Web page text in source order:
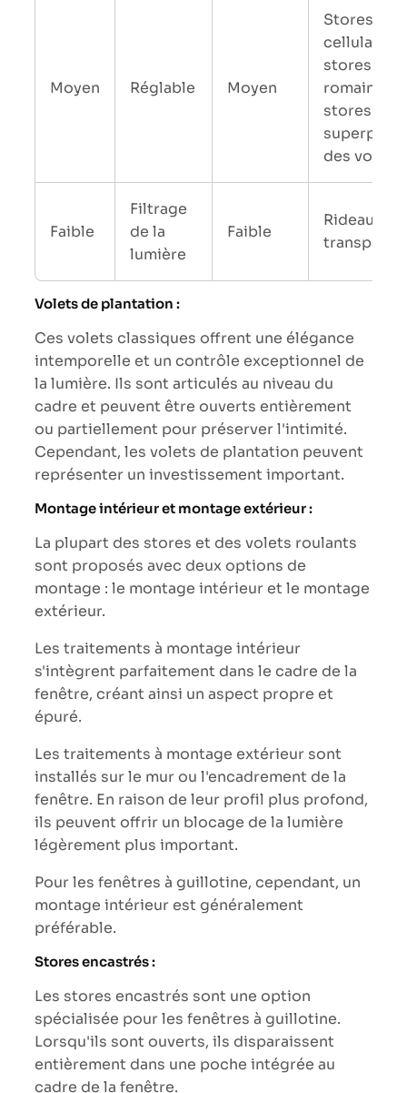
Moyen Réglable Moyen
Stores
cellulaires,
stores
romains,
stores
des
Faible
Filtrage
de la
lumière
Faible
Rideaux
Volets de plantation :
Ces volets classiques offrent une élégance
intemporelle et un contrôle exceptionnel de
la lumière. Ils sont articulés au niveau du
cadre et peuvent être ouverts entièrement
ou partiellement pour préserver l'intimité.
Cependant, les volets de plantation peuvent
représenter un investissement important.
Montage intérieur et montage extérieur :
La plupart des stores et des volets roulants
sont proposés avec deux options de
montage : le montage intérieur et le montage
extérieur.
Les traitements à montage intérieur
s'intègrent parfaitement dans le cadre de la
fenêtre, créant ainsi un aspect propre et
épuré.
Les traitements à montage extérieur sont
installés sur le mur ou l'encadrement de la
fenêtre. En raison de leur profil plus profond,
ils peuvent offrir un blocage de la lumière
légèrement plus important.
Pour les fenêtres à guillotine, cependant, un
montage intérieur est généralement
préférable.
Stores encastrés :
Les stores encastrés sont une option
spécialisée pour les fenêtres à guillotine.
Lorsqu'ils sont ouverts, ils disparaissent
entièrement dans une poche intégrée au
cadre de la fenêtre.